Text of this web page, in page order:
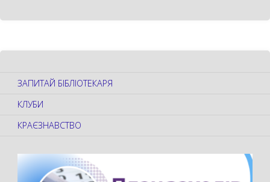
ЗАПИТАЙ БІБЛІОТЕКАРЯ
КЛУБИ
КРАЄЗНАВСТВО